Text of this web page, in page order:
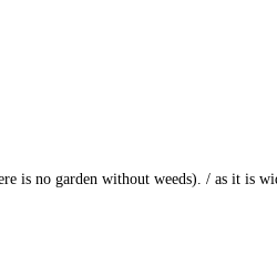
garden without weeds). / as it is